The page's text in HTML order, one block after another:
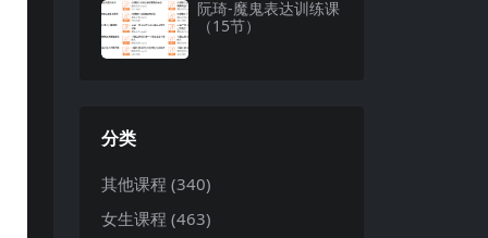
阮琦-魔鬼表达训练课
（15节）
分类
其他课程 (340)
女生课程 (463)